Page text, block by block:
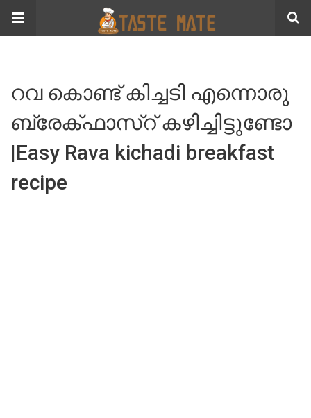
റവ കൊണ്ട് കിച്ചടി എന്നൊരു
ബ്രേക്ഫാസ്റ് കഴിച്ചിട്ടുണ്ടോ
|Easy Rava kichadi breakfast
recipe